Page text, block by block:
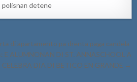
polisnan detene
di apartamento pa drenta paga candela
E ALUMNONAN DI ST. ANNASCHOOL A
CELEBRA DIA DI BETICO EN GRANDE →